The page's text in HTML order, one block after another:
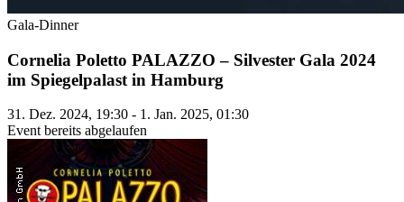
Gala-Dinner
Cornelia Poletto PALAZZO – Silvester Gala 2024
im Spiegelpalast in Hamburg
31. Dez. 2024, 19:30 - 1. Jan. 2025, 01:30
Event bereits abgelaufen